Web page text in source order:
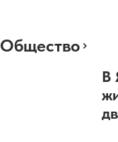
Общество
В